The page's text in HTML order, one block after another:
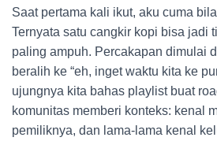
Saat pertama kali ikut, aku cuma
Ternyata satu cangkir kopi bisa jadi
paling ampuh. Percakapan dimulai
beralih ke “eh, inget waktu kita ke
ujungnya kita bahas playlist buat
komunitas memberi konteks: kenal
pemiliknya, dan lama-lama kenal